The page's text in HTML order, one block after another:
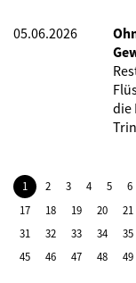
05.06.2026
die
1 2 3 4 5 6
17
18 19 20 21
31
32 33 34 35
45
46 47 48 49